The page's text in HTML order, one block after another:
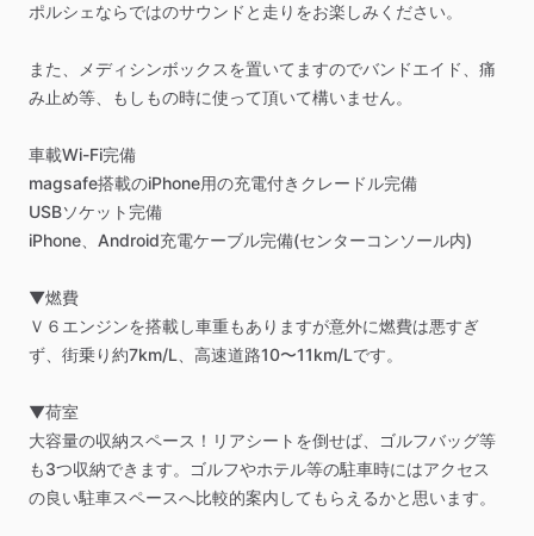
ポルシェならではのサウンドと走りをお楽しみください。
また、メディシンボックスを置いてますのでバンドエイド、痛
み止め等、もしもの時に使って頂いて構いません。
車載Wi-Fi完備
magsafe搭載のiPhone用の充電付きクレードル完備
USBソケット完備
iPhone、Android充電ケーブル完備(センターコンソール内)
▼燃費
Ｖ６エンジンを搭載し車重もありますが意外に燃費は悪すぎ
ず、街乗り約7km​/​L、高速道路10〜11km​/​Lです。
▼荷室
大容量の収納スペース！リアシートを倒せば、ゴルフバッグ等
も3つ収納できます。ゴルフやホテル等の駐車時にはアクセス
の良い駐車スペースへ比較的案内してもらえるかと思います。